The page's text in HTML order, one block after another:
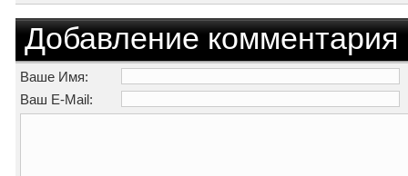
Добавление комментария
Ваше Имя:
Ваш E-Mail: